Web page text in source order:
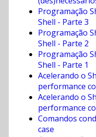
Programação
Shell - Parte 3
Programação
Shell - Parte 2
Programação
Shell - Parte 1
Acelerando o
performance
Acelerando o
performance
Comandos
case